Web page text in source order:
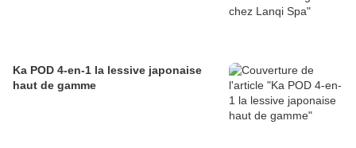
Ka POD 4-en-1 la lessive japonaise
haut de gamme